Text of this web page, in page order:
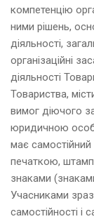
компетенцію
ними рішень,
діяльності,
організаційні
діяльності
Товариства,
вимог діючого
юридичною
має
печаткою,
знаками
Учасниками
самостійності і